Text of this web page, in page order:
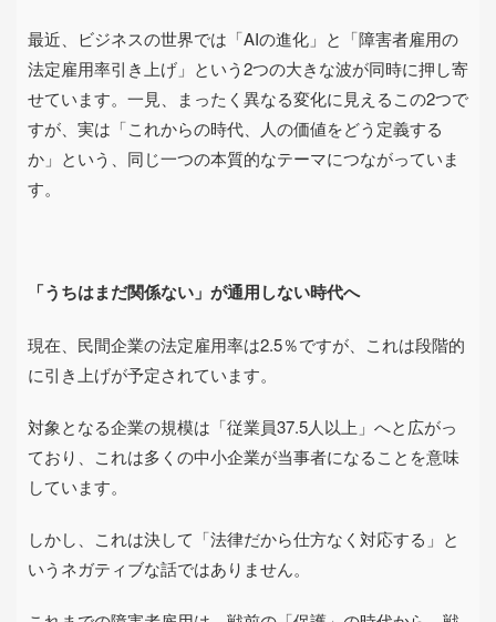
最近、ビジネスの世界では「AIの進化」と「障害者雇用の
法定雇用率引き上げ」という2つの大きな波が同時に押し寄
せています。一見、まったく異なる変化に見えるこの2つで
すが、実は「これからの時代、人の価値をどう定義する
か」という、同じ一つの本質的なテーマにつながっていま
す。
「うちはまだ関係ない」が通用しない時代へ
現在、民間企業の法定雇用率は2.5％ですが、これは段階的
に引き上げが予定されています。
対象となる企業の規模は「従業員37.5人以上」へと広がっ
ており、これは多くの中小企業が当事者になることを意味
しています。
しかし、これは決して「法律だから仕方なく対応する」と
いうネガティブな話ではありません。